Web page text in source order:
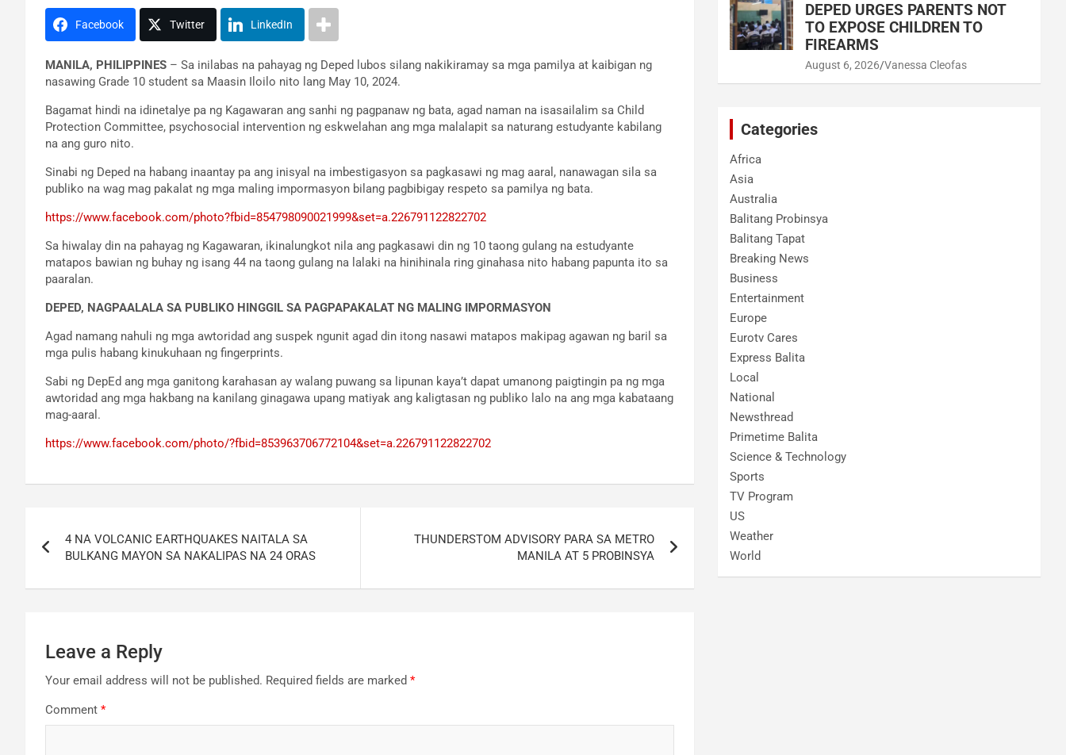
Facebook Twitter LinkedIn
MANILA, PHILIPPINES – Sa inilabas na pahayag ng Deped lubos silang nakikiramay sa mga pamilya at kaibigan ng
nasawing Grade 10 student sa Maasin Iloilo nito lang May 10, 2024.
Bagamat hindi na idinetalye pa ng Kagawaran ang sanhi ng pagpanaw ng bata, agad naman na isasailalim sa Child
Protection Committee, psychosocial intervention ng eskwelahan ang mga malalapit sa naturang estudyante kabilang
na ang guro nito.
Sinabi ng Deped na habang inaantay pa ang inisyal na imbestigasyon sa pagkasawi ng mag aaral, nanawagan sila sa
publiko na wag mag pakalat ng mga maling impormasyon bilang pagbibigay respeto sa pamilya ng bata.
https://www.facebook.com/photo?fbid=854798090021999&set=a.226791122822702
Sa hiwalay din na pahayag ng Kagawaran, ikinalungkot nila ang pagkasawi din ng 10 taong gulang na estudyante
matapos bawian ng buhay ng isang 44 na taong gulang na lalaki na hinihinala ring ginahasa nito habang papunta ito sa
paaralan.
DEPED, NAGPAALALA SA PUBLIKO HINGGIL SA PAGPAPAKALAT NG MALING IMPORMASYON
Agad namang nahuli ng mga awtoridad ang suspek ngunit agad din itong nasawi matapos makipag agawan ng baril sa
mga pulis habang kinukuhaan ng fingerprints.
Sabi ng DepEd ang mga ganitong karahasan ay walang puwang sa lipunan kaya’t dapat umanong paigtingin pa ng mga
awtoridad ang mga hakbang na kanilang ginagawa upang matiyak ang kaligtasan ng publiko lalo na ang mga kabataang
mag-aaral.
https://www.facebook.com/photo/?fbid=853963706772104&set=a.226791122822702
navigation
4 NA VOLCANIC EARTHQUAKES NAITALA SA
BULKANG MAYON SA NAKALIPAS NA 24 ORAS
THUNDERSTOM ADVISORY PARA SA METRO
MANILA AT 5 PROBINSYA
Leave a Reply
Your email address will not be published. Required fields are marked *
Comment *
DEPED URGES PARENTS NOT
TO EXPOSE CHILDREN TO
FIREARMS
August 6, 2026 Vanessa Cleofas
Categories
Africa
Asia
Australia
Balitang Probinsya
Balitang Tapat
Breaking News
Business
Entertainment
Europe
Eurotv Cares
Express Balita
Local
National
Newsthread
Primetime Balita
Science & Technology
Sports
TV Program
US
Weather
World